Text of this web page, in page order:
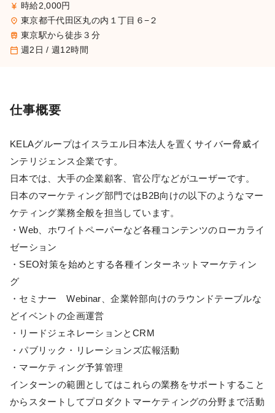
currency_yen 時給2,000円
place 東京都千代田区丸の内１丁目６−２
train 東京駅から徒歩３分
calendar_today 週2日 / 週12時間
仕事概要
KELAグループはイスラエル日本法人を置くサイバー脅威イ
ンテリジェンス企業です。
日本では、大手の企業顧客、官公庁などがユーザーです。
日本のマーケティング部門ではB2B向けの以下のようなマー
ケティング業務全般を担当しています。
・Web、ホワイトペーパーなど各種コンテンツのローカライ
ゼーション
・SEO対策を始めとする各種インターネットマーケティン
グ
・セミナー Webinar、企業幹部向けのラウンドテーブルな
どイベントの企画運営
・リードジェネレーションとCRM
・パブリック・リレーションズ広報活動
・マーケティング予算管理
インターンの範囲としてはこれらの業務をサポートすること
からスタートしてプロダクトマーケティングの分野まで活動